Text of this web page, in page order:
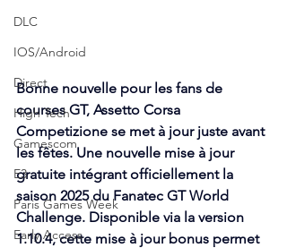
DLC
IOS/Android
Direct
High Tech
Gamescom
E3
Paris Games Week
Early Access
Bonne nouvelle pour les fans de
courses GT, Assetto Corsa
Competizione se met à jour juste avant
les fêtes. Une nouvelle mise à jour
gratuite intégrant officiellement la
saison 2025 du Fanatec GT World
Challenge. Disponible via la version
1.10.4, cette mise à jour bonus permet